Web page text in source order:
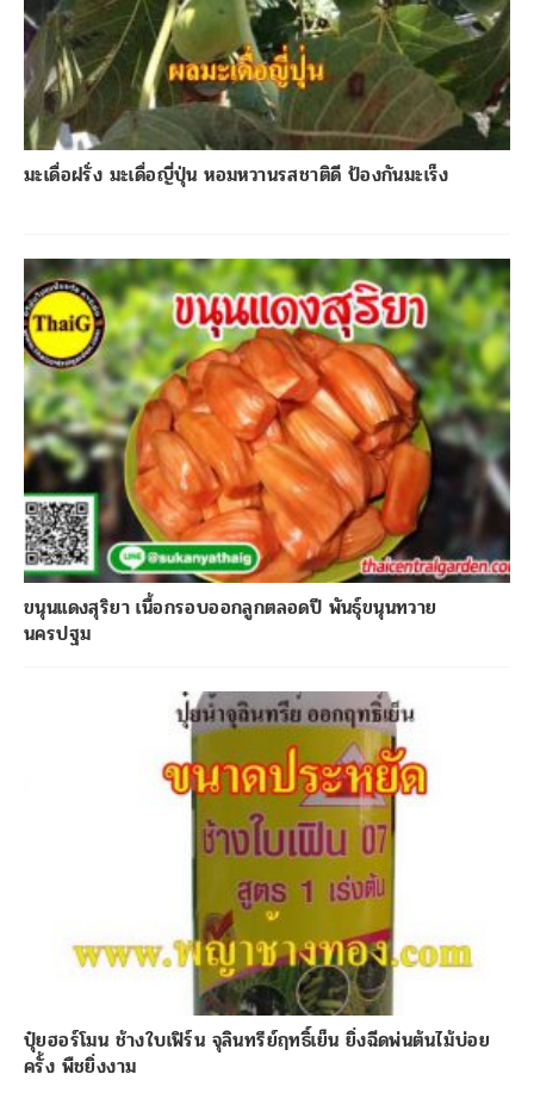
มะเดื่อฝรั่ง มะเดื่อญี่ปุ่น หอมหวานรสชาติดี ป้องกันมะเร็ง
ขนุนแดงสุริยา เนื้อกรอบออกลูกตลอดปี พันธุ์ขนุนทวาย
นครปฐม
ปุ๋ยฮอร์โมน ช้างใบเฟิร์น จุลินทรีย์ฤทธิ์เย็น ยิ่งฉีดพ่นต้นไม้บ่อย
ครั้ง พืชยิ่งงาม